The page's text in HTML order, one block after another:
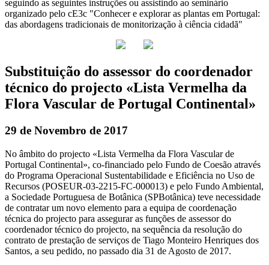
seguindo as seguintes instruções ou assistindo ao seminário
organizado pelo cE3c "Conhecer e explorar as plantas em Portugal:
das abordagens tradicionais de monitorização à ciência cidadã"
Substituição do assessor do coordenador
técnico do projecto «Lista Vermelha da
Flora Vascular de Portugal Continental»
29 de Novembro de 2017
No âmbito do projecto «Lista Vermelha da Flora Vascular de
Portugal Continental», co-financiado pelo Fundo de Coesão através
do Programa Operacional Sustentabilidade e Eficiência no Uso de
Recursos (POSEUR-03-2215-FC-000013) e pelo Fundo Ambiental,
a Sociedade Portuguesa de Botânica (SPBotânica) teve necessidade
de contratar um novo elemento para a equipa de coordenação
técnica do projecto para assegurar as funções de assessor do
coordenador técnico do projecto, na sequência da resolução do
contrato de prestação de serviços de Tiago Monteiro Henriques dos
Santos, a seu pedido, no passado dia 31 de Agosto de 2017.